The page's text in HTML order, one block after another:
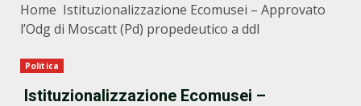
Home Istituzionalizzazione Ecomusei – Approvato
l’Odg di Moscatt (Pd) propedeutico a ddl
Politica
Istituzionalizzazione Ecomusei –